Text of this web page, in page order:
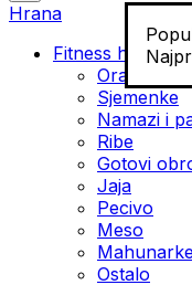
Hrana
Fitness hrana
Orašasti
Sjemenke
Namazi i
Ribe
Gotovi
Jaja
Pecivo
Meso
Ostalo